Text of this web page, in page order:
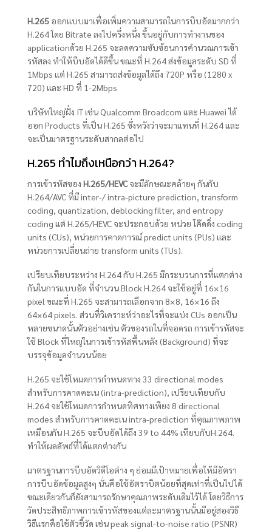
H.265 ออกแบบมาเพื่อเพิ่มความสามารถในการบีบอัดมากกว่า
H.264 โดย Bitrate ลงไปครึ่งหนึ่ง ขึ้นอยู่กับการทำงานของ
applicationด้วย H.265 จะลดความซับซ้อนการคำนวณการเข้า
รหัสลง ทำให้บีบอัดได้ดีขึ้น ขณะที่ H.264 ส่งข้อมูลระดับ SD ที่
1Mbps แต่ H.265 สามารถส่งข้อมูลได้ถึง 720P หรือ (1280 x
720) และ HD ที่ 1-2Mbps
บริษัทใหญ่ฝั่ง IT เช่น Qualcomm Broadcom และ Huawei ได้
ออก Products ที่เป็น H.265 ซึ่งหวังว่าจะมาแทนที่ H.264 และ
จะเป็นมาตรฐานระดับสากลต่อไป
H.265 ทำไมถึงเหนือกว่า H.264?
การเข้ารหัสของ H.265/HEVCจะมีลักษณะคล้ายๆ กันกับ
H.264/AVC ที่มี inter-/ intra-picture prediction, transform
coding, quantization, deblocking filter, and entropy
coding แต่ H.265/HEVC จะประกอบด้วย หน่วย โค๊ดดิ่ง coding
units (CUs), หน่วยการคาดการณ์ predict units (PUs) และ
หน่วยการเปลี่ยนถ่าย transform units (TUs).
เปรียบเทียบระหว่าง H.264 กับ H.265 มีกระบวนการที่แตกต่าง
กันในการแบบอัด ที่จำนวน Block H.264 จะใช้อยู่ที่ 16×16
pixel ขณะที่ H.265 จะสามารถเลือกจาก 8×8, 16×16 ถึง
64×64 pixels. ส่วนที่วิเคราะห์ว่าอะไรที่จะแบ่ง CUs ออกเป็น
หลายขนาดนั้นตัวอย่างเช่น ตัวของรถในที่จอดรถ การเข้ารหัสจะ
ใช้ Block ที่ใหญ่ในการเข้ารหัสพื้นหลัง (Background) ที่จะ
บรรจุข้อมูลจำนวนน้อย
H.265 จะใช้โหมดการกำหนดทาง 33 directional modes
สำหรับการคาดคะเน (intra-prediction), เปรียบเทียบกับ
H.264 จะใช้โหมดการกำหนดทิศทางเพียง 8 directional
modes สำหรับการคาดคะเน intra-prediction ที่คุณภาพภาพ
เหมือนกัน H.265 จะบีบอัดได้ถึง 39 to 44% เทียบกับH.264.
ทำให้ผลลัพธ์ที่ได้แตกต่างกัน
มาตรฐานการบีบอัดวิดีโอต่าง ๆ ย่อมมีเป้าหมายเพื่อให้มีอัตรา
การบีบอัดข้อมูลสูงๆ นั่นคือใช้อัตราบิตน้อยที่สุดเท่าที่เป็นไปได้
ขณะเดียวกันก็ยังสามารถรักษาคุณภาพระดับเดิมไว้ได้ โดยวิธีการ
วัดประสิทธิภาพการเข้ารหัสของแต่ละมาตรฐานนั้นมีอยู่สองวิธี
วิธีแรกคือใช้ตัวชี้วัด เช่น peak signal-to-noise ratio (PSNR)